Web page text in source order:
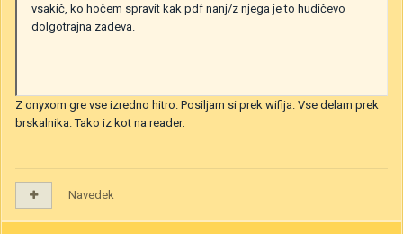
vsakič, ko hočem spravit kak pdf nanj/z njega je to hudičevo
dolgotrajna zadeva.
Z onyxom gre vse izredno hitro. Posiljam si prek wifija. Vse delam prek
brskalnika. Tako iz kot na reader.
Navedek